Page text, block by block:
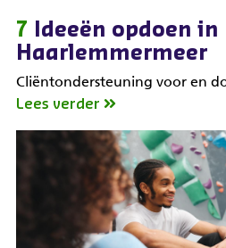
7
Ideeën opdoen in
Haarlemmermeer
Cliëntondersteuning voor en
Lees verder